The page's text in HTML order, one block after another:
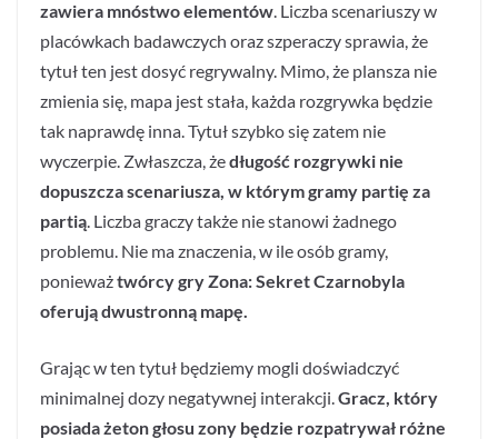
zawiera mnóstwo elementów. Liczba scenariuszy w
placówkach badawczych oraz szperaczy sprawia, że
tytuł ten jest dosyć regrywalny. Mimo, że plansza nie
zmienia się, mapa jest stała, każda rozgrywka będzie
tak naprawdę inna. Tytuł szybko się zatem nie
wyczerpie. Zwłaszcza, żedługość rozgrywki nie
dopuszcza scenariusza, w którym gramy partię za
partią. Liczba graczy także nie stanowi żadnego
problemu. Nie ma znaczenia, w ile osób gramy,
ponieważtwórcy gry Zona: Sekret Czarnobyla
oferują dwustronną mapę.
Grając w ten tytuł będziemy mogli doświadczyć
minimalnej dozy negatywnej interakcji.Gracz, który
posiada żeton głosu zony będzie rozpatrywał różne